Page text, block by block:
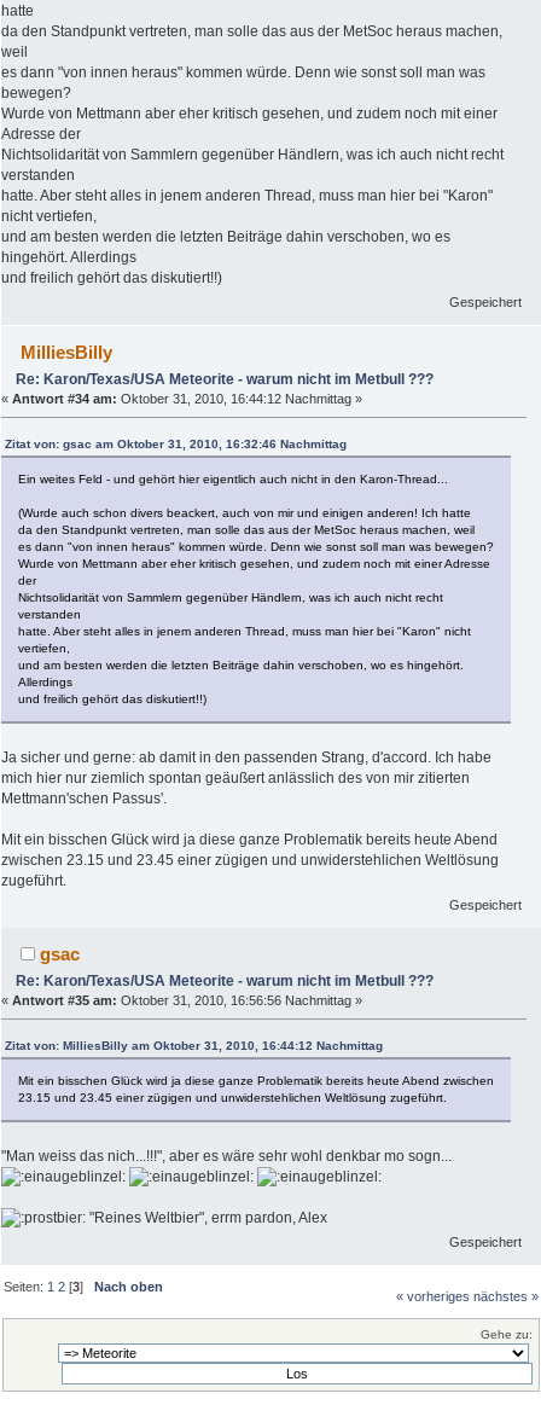
hatte
da den Standpunkt vertreten, man solle das aus der MetSoc heraus machen,
weil
es dann "von innen heraus" kommen würde. Denn wie sonst soll man was
bewegen?
Wurde von Mettmann aber eher kritisch gesehen, und zudem noch mit einer
Adresse der
Nichtsolidarität von Sammlern gegenüber Händlern, was ich auch nicht recht
verstanden
hatte. Aber steht alles in jenem anderen Thread, muss man hier bei "Karon"
nicht vertiefen,
und am besten werden die letzten Beiträge dahin verschoben, wo es
hingehört. Allerdings
und freilich gehört das diskutiert!!)
Gespeichert
MilliesBilly
Re: Karon/Texas/USA Meteorite - warum nicht im Metbull ???
« Antwort #34 am: Oktober 31, 2010, 16:44:12 Nachmittag »
Zitat von: gsac am Oktober 31, 2010, 16:32:46 Nachmittag
Ein weites Feld - und gehört hier eigentlich auch nicht in den Karon-Thread...
(Wurde auch schon divers beackert, auch von mir und einigen anderen! Ich hatte
da den Standpunkt vertreten, man solle das aus der MetSoc heraus machen, weil
es dann "von innen heraus" kommen würde. Denn wie sonst soll man was bewegen?
Wurde von Mettmann aber eher kritisch gesehen, und zudem noch mit einer Adresse
der
Nichtsolidarität von Sammlern gegenüber Händlern, was ich auch nicht recht
verstanden
hatte. Aber steht alles in jenem anderen Thread, muss man hier bei "Karon" nicht
vertiefen,
und am besten werden die letzten Beiträge dahin verschoben, wo es hingehört.
Allerdings
und freilich gehört das diskutiert!!)
Ja sicher und gerne: ab damit in den passenden Strang, d'accord. Ich habe
mich hier nur ziemlich spontan geäußert anlässlich des von mir zitierten
Mettmann'schen Passus'.
Mit ein bisschen Glück wird ja diese ganze Problematik bereits heute Abend
zwischen 23.15 und 23.45 einer zügigen und unwiderstehlichen Weltlösung
zugeführt.
Gespeichert
gsac
Re: Karon/Texas/USA Meteorite - warum nicht im Metbull ???
« Antwort #35 am: Oktober 31, 2010, 16:56:56 Nachmittag »
Zitat von: MilliesBilly am Oktober 31, 2010, 16:44:12 Nachmittag
Mit ein bisschen Glück wird ja diese ganze Problematik bereits heute Abend zwischen
23.15 und 23.45 einer zügigen und unwiderstehlichen Weltlösung zugeführt.
"Man weiss das nich...!!!", aber es wäre sehr wohl denkbar mo sogn...
"Reines Weltbier", errm pardon, Alex
Gespeichert
Seiten: 1 2 [3]Nach oben
« vorheriges nächstes »
Gehe zu: